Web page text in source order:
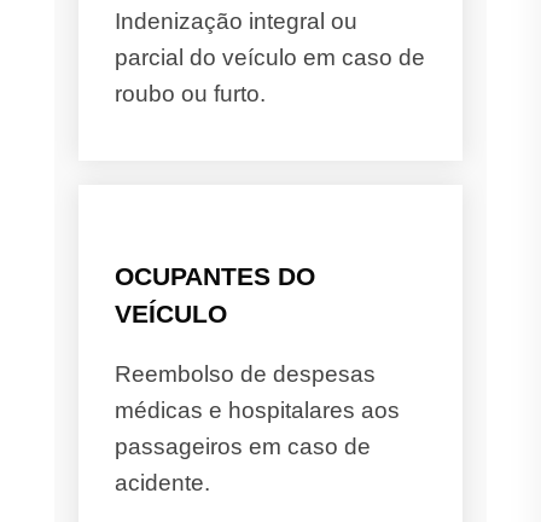
Indenização integral ou
parcial do veículo em caso de
roubo ou furto.
OCUPANTES DO
VEÍCULO
Reembolso de despesas
médicas e hospitalares aos
passageiros em caso de
acidente.